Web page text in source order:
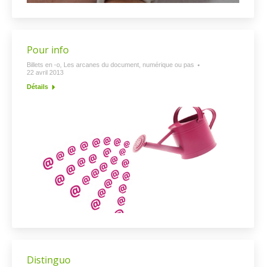
Pour info
Billets en -o Les arcanes du document, numérique ou pas
22 avril 2013
Détails
Distinguo